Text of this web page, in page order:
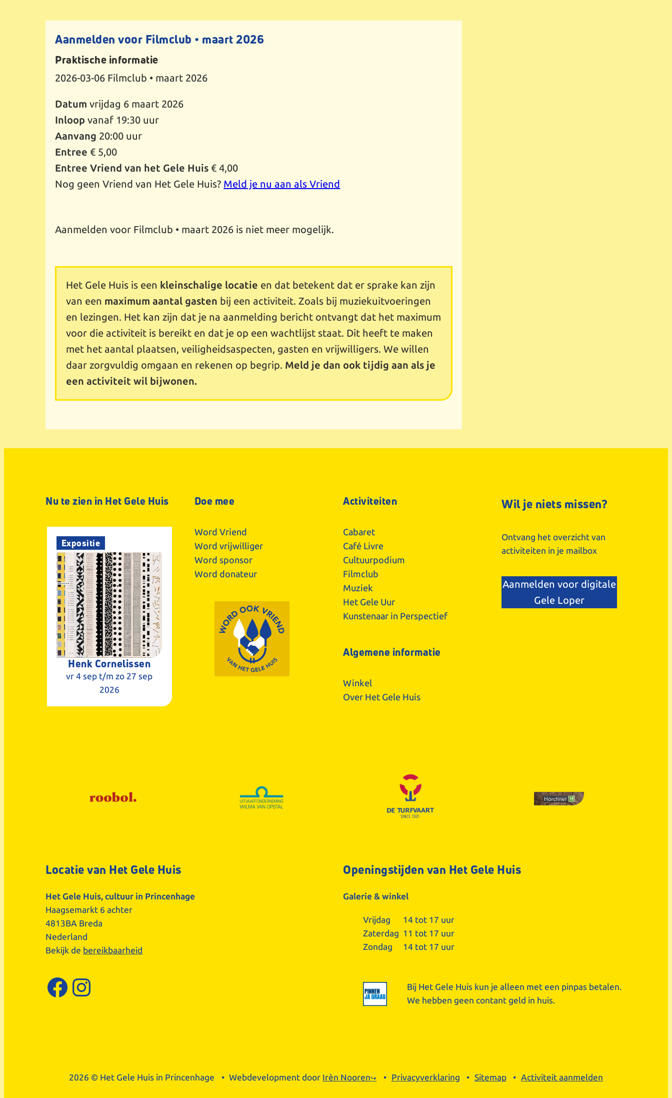
Aanmelden voor Filmclub • maart 2026
Praktische informatie
2026-03-06 Filmclub • maart 2026
Datum vrijdag 6 maart 2026
Inloop vanaf 19:30 uur
Aanvang 20:00 uur
Entree € 5,00
Entree Vriend van het Gele Huis € 4,00
Nog geen Vriend van Het Gele Huis? Meld je nu aan als Vriend
Aanmelden voor Filmclub • maart 2026 is niet meer mogelijk.
Het Gele Huis is een kleinschalige locatie en dat betekent dat er sprake kan zijn
van een maximum aantal gasten bij een activiteit. Zoals bij muziekuitvoeringen
en lezingen. Het kan zijn dat je na aanmelding bericht ontvangt dat het maximum
voor die activiteit is bereikt en dat je op een wachtlijst staat. Dit heeft te maken
met het aantal plaatsen, veiligheidsaspecten, gasten en vrijwilligers. We willen
daar zorgvuldig omgaan en rekenen op begrip. Meld je dan ook tijdig aan als je
een activiteit wil bijwonen.
Nu te zien in Het Gele Huis
Expositie
Henk Cornelissen
vr 4 sep t/m zo 27 sep
2026
Doe mee
Word Vriend
Word vrijwilliger
Word sponsor
Word donateur
Activiteiten
Cabaret
Café Livre
Cultuurpodium
Filmclub
Muziek
Het Gele Uur
Kunstenaar in Perspectief
Algemene informatie
Winkel
Over Het Gele Huis
Wil je niets missen?
Ontvang het overzicht van
activiteiten in je mailbox
Aanmelden voor digitale
Gele Loper
Locatie van Het Gele Huis
Het Gele Huis, cultuur in Princenhage
Haagsemarkt 6 achter
4813BA Breda
Nederland
Bekijk de bereikbaarheid
Facebook
Instagram
Openingstijden van Het Gele Huis
Galerie & winkel
Vrijdag
14 tot 17 uur
Zaterdag 11 tot 17 uur
Zondag
14 tot 17 uur
Bij Het Gele Huis kun je alleen met een pinpas betalen.
We hebben geen contant geld in huis.
2026 © Het Gele Huis in Princenhage Webdevelopment door Irèn Nooren Privacyverklaring Sitemap Activiteit aanmelden